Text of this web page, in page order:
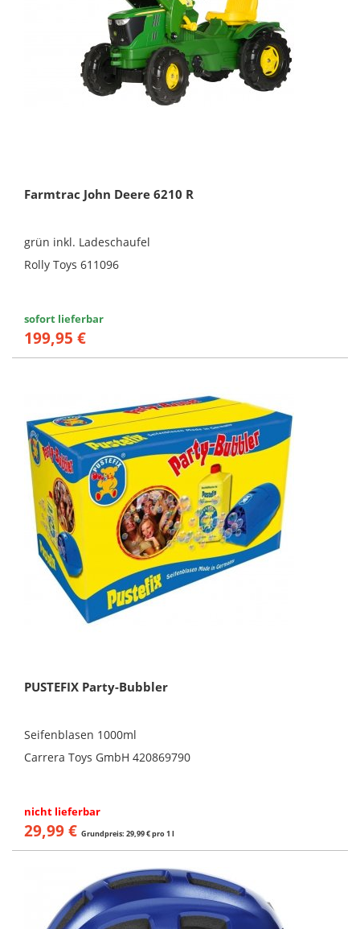
Farmtrac John Deere 6210 R
grün inkl. Ladeschaufel
Rolly Toys 611096
sofort lieferbar
199,95 €
PUSTEFIX Party-Bubbler
Seifenblasen 1000ml
Carrera Toys GmbH 420869790
nicht lieferbar
29,99 € Grundpreis: 29,99 € pro 1 l